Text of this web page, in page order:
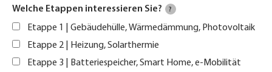
Welche Etappen interessieren Sie? ?
Etappe 1 | Gebäudehülle, Wärmedämmung, Photovoltaik
Etappe 2 | Heizung, Solarthermie
Etappe 3 | Batteriespeicher, Smart Home, e-Mobilität